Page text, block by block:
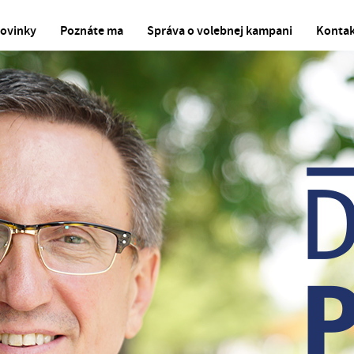
Poznáte ma Správa o volebnej kampani